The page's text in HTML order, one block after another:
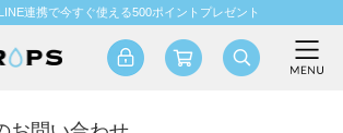
連携で今すぐ使える500ポイントプレゼント